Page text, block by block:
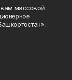
массовой